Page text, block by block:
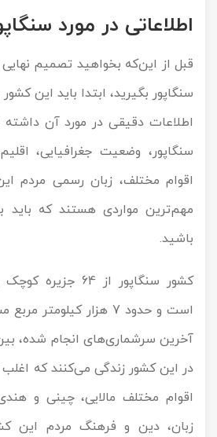
اطلاعاتی در مورد
قبل از این‌که بخواهید تصمیم نهایی
سنگاپور بگیرید، ابتدا باید این
اطلاعات دقیقی در مورد آن
سنگاپور، وضعیت جغرافیایی،
اقوام مختلف، زبان رسمی مردم
مهم‌ترین مواردی هستند که باید
باشید.
کشور سنگاپور از
است و حدود 7 هزار
در این کشور زندگی می‌کنند که اغلب
اقوام مختلف مالایی، چینی و
زبان، دین و فرهنگ مردم این
تور گلستان
تور سوباتان
تور مرداب هسل
تور کاشان
تور آفرود